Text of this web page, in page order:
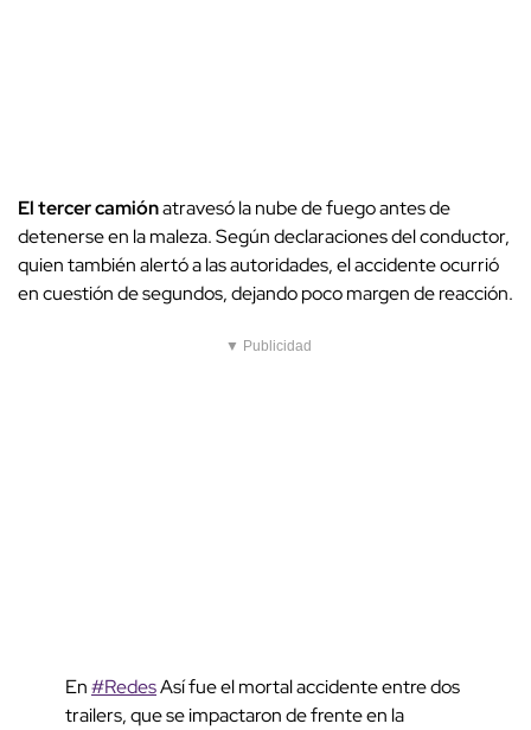
El tercer camiónatravesó la nube de fuego antes de
detenerse en la maleza. Según declaraciones del conductor,
quien también alertó a las autoridades, el accidente ocurrió
en cuestión de segundos, dejando poco margen de reacción.
▼ Publicidad
En#RedesAsí fue el mortal accidente entre dos
trailers, que se impactaron de frente en la